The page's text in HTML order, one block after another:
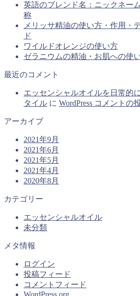
英語のブレンド名：ニックネー
称
メリッサ精油の使い方・作用・
ド
ワイルドオレンジの使い方
ゼラニウムの精油・お肌への使
最近のコメント
エッセンシャルオイルを日常的
タイル に WordPress コメントの
アーカイブ
2021年9月
2021年6月
2021年5月
2021年4月
2020年8月
カテゴリー
エッセンシャルオイル
未分類
メタ情報
ログイン
投稿フィード
コメントフィード
WordPress.org